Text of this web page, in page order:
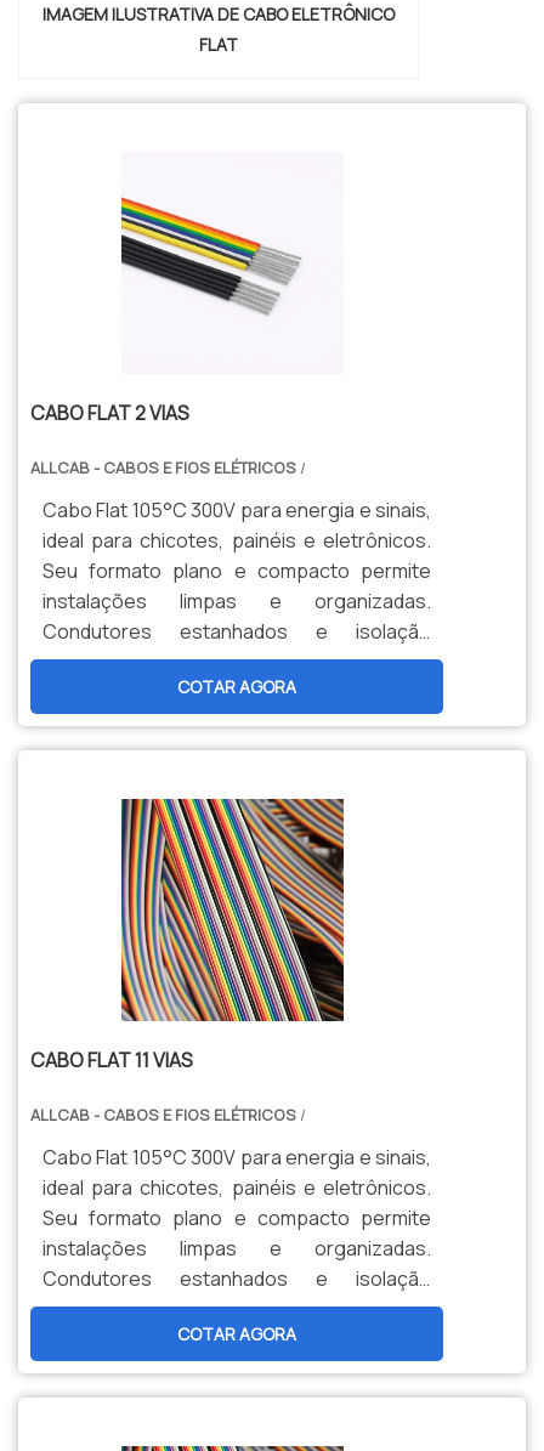
IMAGEM ILUSTRATIVA DE CABO ELETRÔNICO
FLAT
CABO FLAT 2 VIAS
ALLCAB - CABOS E FIOS ELÉTRICOS /
Cabo Flat 105°C 300V para energia e sinais,
ideal para chicotes, painéis e eletrônicos.
Seu formato plano e compacto permite
instalações limpas e organizadas.
Condutores estanhados e isolação
termorresistente garantem confiabilidade
e alta durabilidade.COTAR AGORA
CABO FLAT 11 VIAS
ALLCAB - CABOS E FIOS ELÉTRICOS /
Cabo Flat 105°C 300V para energia e sinais,
ideal para chicotes, painéis e eletrônicos.
Seu formato plano e compacto permite
instalações limpas e organizadas.
Condutores estanhados e isolação
termorresistente garantem confiabilidade
e alta durabilidade.COTAR AGORA